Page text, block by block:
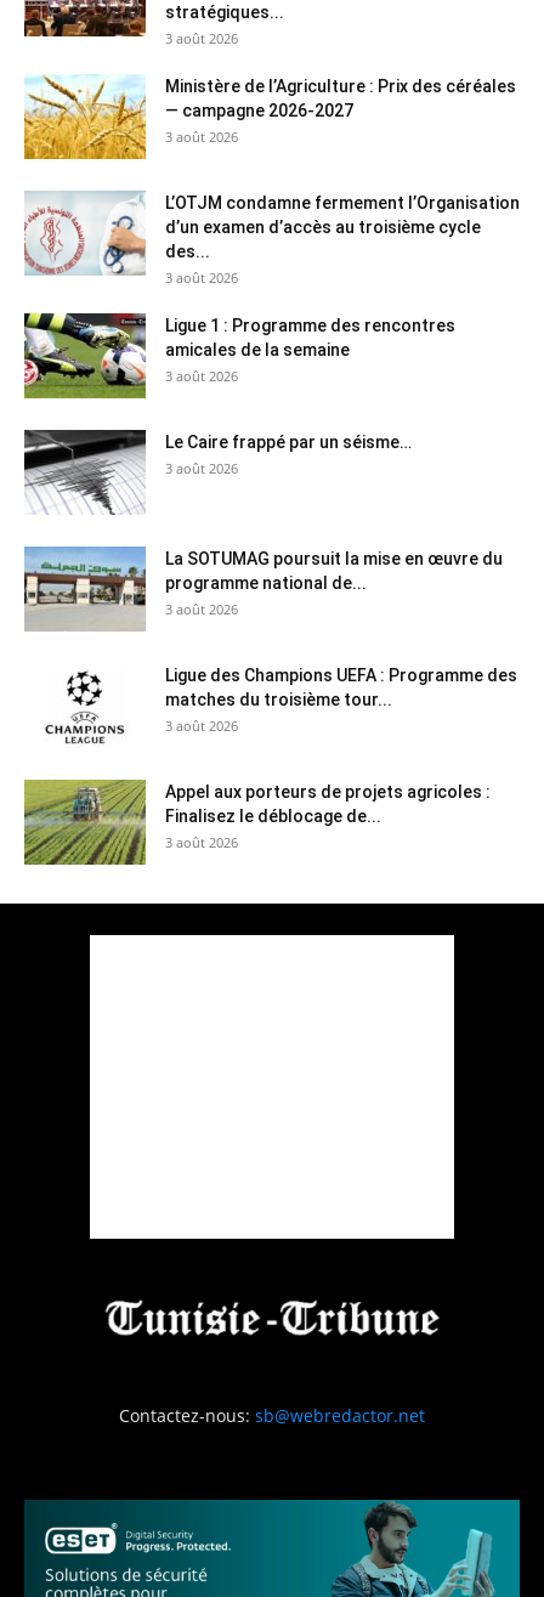
stratégiques...
3 août 2026
Ministère de l’Agriculture : Prix des céréales
— campagne 2026-2027
3 août 2026
L’OTJM condamne fermement l’Organisation
d’un examen d’accès au troisième cycle
des...
3 août 2026
Ligue 1 : Programme des rencontres
amicales de la semaine
3 août 2026
Le Caire frappé par un séisme…
3 août 2026
La SOTUMAG poursuit la mise en œuvre du
programme national de...
3 août 2026
Ligue des Champions UEFA : Programme des
matches du troisième tour...
3 août 2026
Appel aux porteurs de projets agricoles :
Finalisez le déblocage de...
3 août 2026
Contactez-nous: sb@webredactor.net